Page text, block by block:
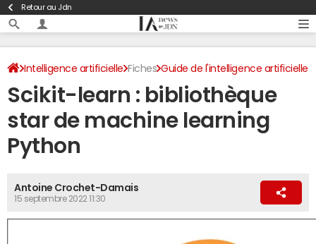
Retour au Jdn
Intelligence artificielle Fiches Guide de l'intelligence artificielle
Outils d'intelligence artificielle
Scikit-learn : bibliothèque
star de machine learning
Python
Antoine Crochet-Damais
15 septembre 2022 11:30